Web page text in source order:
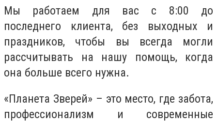
Мы работаем для вас с 8:00 до
последнего клиента, без выходных и
праздников, чтобы вы всегда могли
рассчитывать на нашу помощь, когда
она больше всего нужна.
«Планета Зверей» – это место, где забота,
профессионализм и современные